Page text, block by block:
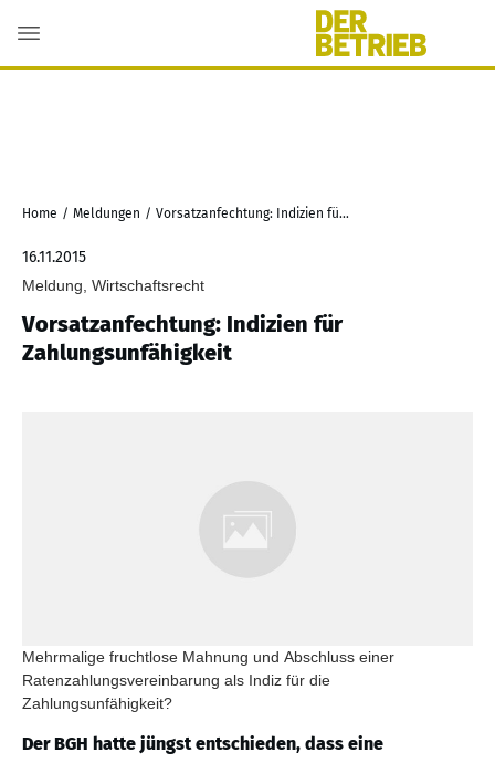
Home / Meldungen / Vorsatzanfechtung: Indizien für Zahlungsunfähigkeit
16.11.2015
Meldung, Wirtschaftsrecht
Vorsatzanfechtung: Indizien für
Zahlungsunfähigkeit
Mehrmalige fruchtlose Mahnung und Abschluss einer
Ratenzahlungsvereinbarung als Indiz für die
Zahlungsunfähigkeit?
Der BGH hatte jüngst entschieden, dass eine